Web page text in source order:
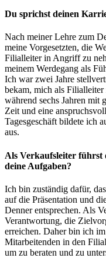
Du sprichst deinen
‍Nach meiner Lehre zum
meine Vorgesetzten, die
Filialleiter in Angriff zu
meinem Werdegang als
Ich war zwei Jahre
bekam, mich als
während sechs Jahren mit
Zeit und eine
Tagesgeschäft bildete ich
aus.
Als Verkaufsleiter führst
deine Aufgaben?
‍Ich bin zuständig dafür,
auf die Präsentation und
Denner entsprechen. Als
Verantwortung, die
erreichen. Daher bin ich
Mitarbeitenden in den
um zu beraten und zu